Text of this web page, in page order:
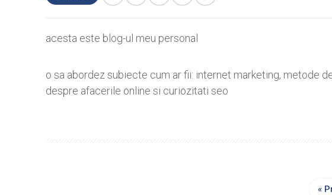
acesta este blog-ul meu personal
o sa abordez subiecte cum ar fii: internet marketing, metode
despre afacerile online si curiozitati seo
«